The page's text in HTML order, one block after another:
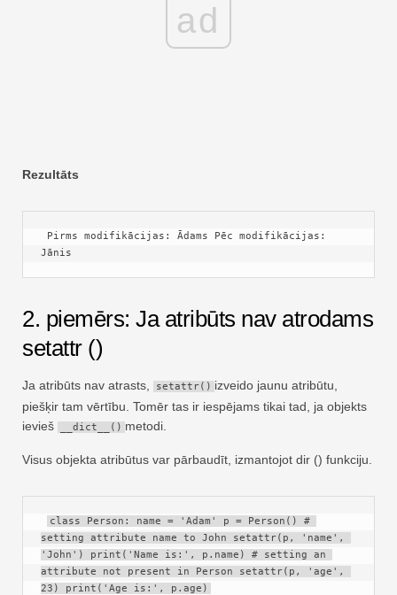
ad
Rezultāts
Jānis
2. piemērs: Ja atribūts nav atrodams
setattr ()
Ja atribūts nav atrasts, setattr() izveido jaunu atribūtu,
piešķir tam vērtību. Tomēr tas ir iespējams tikai tad, ja objekts
ievieš
__dict__() metodi.
Visus objekta atribūtus var pārbaudīt, izmantojot dir () funkciju.
class Person: name = 'Adam' p = Person() #
setting attribute name to John setattr(p, 'name',
'John') print('Name is:', p.name) # setting an
attribute not present in Person setattr(p, 'age',
23) print('Age is:', p.age)